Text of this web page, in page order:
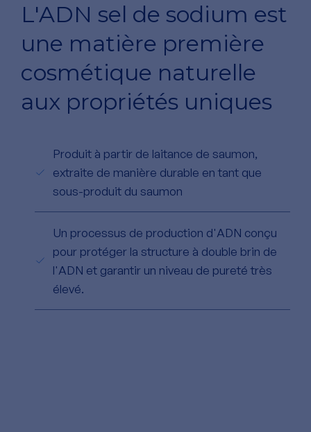
L'ADN sel de sodium est
une matière première
cosmétique naturelle
aux propriétés uniques
Produit à partir de laitance de saumon,
extraite de manière durable en tant que
sous-produit du saumon
Un processus de production d'ADN conçu
pour protéger la structure à double brin de
l'ADN et garantir un niveau de pureté très
élevé.